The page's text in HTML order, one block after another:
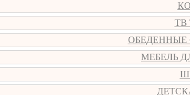
ТВ
ОБЕДЕННЫЕ
МЕБЕЛЬ